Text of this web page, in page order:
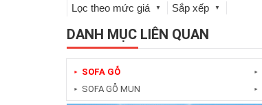
Lọc theo mức giá ▼ Sắp xếp ▼
DANH MỤC LIÊN QUAN
► SOFA GỖ
► SOFA GỖ MUN
►
►